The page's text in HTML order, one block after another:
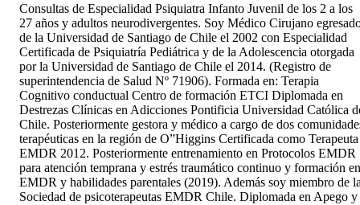
Consultas de Especialidad Psiquiatra Infanto Juvenil de los 2 a los
27 años y adultos neurodivergentes. Soy Médico Cirujano
de la Universidad de Santiago de Chile el 2002 con Especialidad
Certificada de Psiquiatría Pediátrica y de la Adolescencia otorgada
por la Universidad de Santiago de Chile el 2014. (Registro de
superintendencia de Salud Nº 71906). Formada en: Terapia
Cognitivo conductual Centro de formación ETCI Diplomada en
Destrezas Clínicas en Adicciones Pontificia Universidad Católica
Chile. Posteriormente gestora y médico a cargo de dos
terapéuticas en la región de O”Higgins Certificada como Terapeuta
EMDR 2012. Posteriormente entrenamiento en Protocolos EMDR
para atención temprana y estrés traumático continuo y formación en
EMDR y habilidades parentales (2019). Además soy miembro de
Sociedad de psicoterapeutas EMDR Chile. Diplomada en Apego y